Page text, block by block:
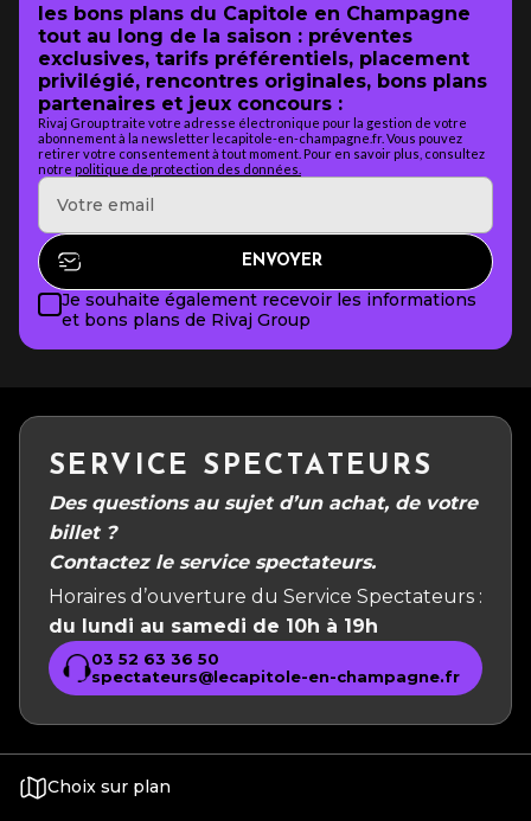
les bons plans du Capitole en Champagne
tout au long de la saison : préventes
exclusives, tarifs préférentiels, placement
privilégié, rencontres originales, bons plans
partenaires et jeux concours :
Rivaj Group traite votre adresse électronique pour la gestion de votre
abonnement à la newsletter lecapitole-en-champagne.fr. Vous pouvez
retirer votre consentement à tout moment. Pour en savoir plus, consultez
notre politique de protection des données.
Je souhaite également recevoir les informations
et bons plans de Rivaj Group
SERVICE SPECTATEURS
Des questions au sujet d’un achat, de votre
billet ?
Contactez le service spectateurs.
Horaires d’ouverture du Service Spectateurs :
du lundi au samedi de 10h à 19h
03 52 63 36 50
spectateurs@lecapitole-en-champagne.fr
Choix sur plan